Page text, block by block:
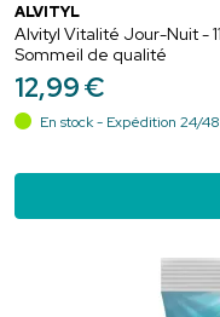
ALVITYL
Alvityl Vitalité Jour-Nuit -
Sommeil de qualité
12,99€
En stock - Expédition 24/